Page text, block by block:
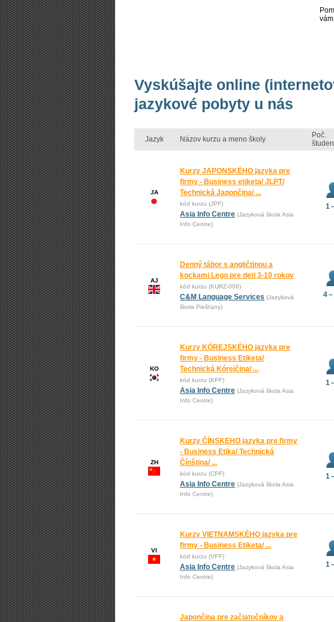
Vyskúšajte online
jazykové pobyty u nás
Jazyk Názov kurzu a meno školy
Poč.
JA
Kurzy JAPONSKÉHO jazyka pre
firmy - Business etiketa/ JLPT/
Technická Japončina/ ...
kód kurzu (JPF)
Asia Info Centre (Jazyková škola Asia
Info Centre)
1
AJ
Denný tábor s angličtinou a
kockami Lego pre deti 3-10 rokov
kód kurzu (KURZ-008)
C&M Language Services (Jazyková
škola Piešťany)
4
KO
Kurzy KÓREJSKÉHO jazyka pre
firmy - Business Etiketa/
Technická Kórejčina/ ...
kód kurzu (KPF)
Asia Info Centre (Jazyková škola Asia
Info Centre)
1
ZH
Kurzy ČÍNSKEHO jazyka pre firmy
- Business Etika/ Technická
Čínština/ ...
kód kurzu (CPF)
Asia Info Centre (Jazyková škola Asia
Info Centre)
1
VI
Kurzy VIETNAMSKÉHO jazyka pre
firmy - Business Etiketa/ ...
kód kurzu (VPF)
Asia Info Centre (Jazyková škola Asia
Info Centre)
1
Japončina pre začiatočníkov a